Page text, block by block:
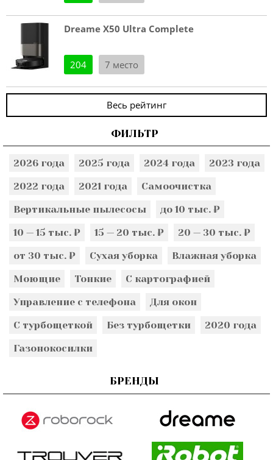
Dreame X50 Ultra Complete
204 7 место
Весь рейтинг
ФИЛЬТР
2026 года 2025 года 2024 года
2023 года
2022 года
2021 года
Самоочистка
Вертикальные пылесосы
до 10 тыс. ₽
10 — 15 тыс. ₽
15 — 20 тыс. ₽
20 — 30 тыс. ₽
от 30 тыс. ₽
Сухая уборка
Влажная уборка
Моющие
Тонкие
С картографией
Управление с телефона
Для окон
С турбощеткой
Без турбощетки
2020 года
Газонокосилки
БРЕНДЫ